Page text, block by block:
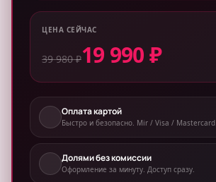
ЦЕНА СЕЙЧАС
39 980 ₽19 990 ₽
Оплата картой
Быстро и безопасно. Mir / Visa / Mastercard
Долями без комиссии
Оформление за минуту. Доступ сразу.